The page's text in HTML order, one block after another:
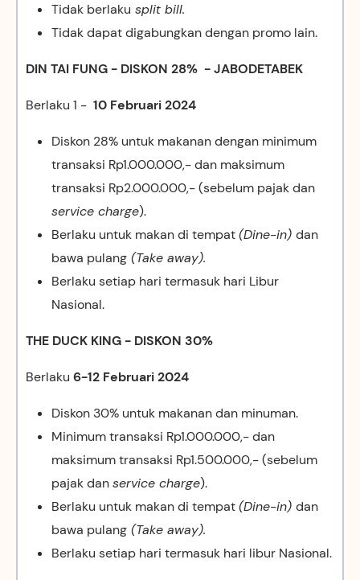
Tidak berlaku split bill.
Tidak dapat digabungkan dengan promo lain.
DIN TAI FUNG - DISKON 28% - JABODETABEK
Berlaku 1 - 10 Februari 2024
Diskon 28% untuk makanan dengan minimum
transaksi Rp1.000.000,- dan maksimum
transaksi Rp2.000.000,- (sebelum pajak dan
service charge).
Berlaku untuk makan di tempat(Dine-in) dan
bawa pulang (Take away).
Berlaku setiap hari termasuk hari Libur
Nasional.
THE DUCK KING - DISKON 30%
Berlaku 6-12 Februari 2024
Diskon 30% untuk makanan dan minuman.
Minimum transaksi Rp1.000.000,- dan
maksimum transaksi Rp1.500.000,- (sebelum
pajak danservice charge).
Berlaku untuk makan di tempat(Dine-in) dan
bawa pulang (Take away).
Berlaku setiap hari termasuk hari libur Nasional.